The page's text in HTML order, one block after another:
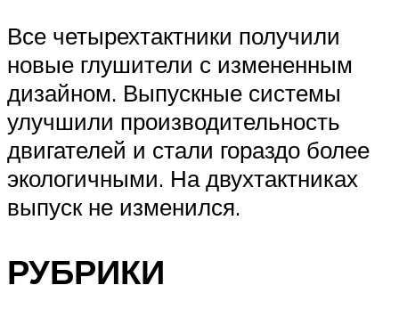
Все четырехтактники получили
новые глушители с измененным
дизайном. Выпускные системы
улучшили производительность
двигателей и стали гораздо более
экологичными. На двухтактниках
выпуск не изменился.
РУБРИКИ